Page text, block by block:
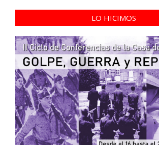
LO HICIMOS